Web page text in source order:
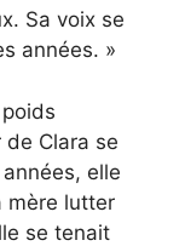
Sa voix se
années. »
Clara se
elle
mère lutter
se tenait